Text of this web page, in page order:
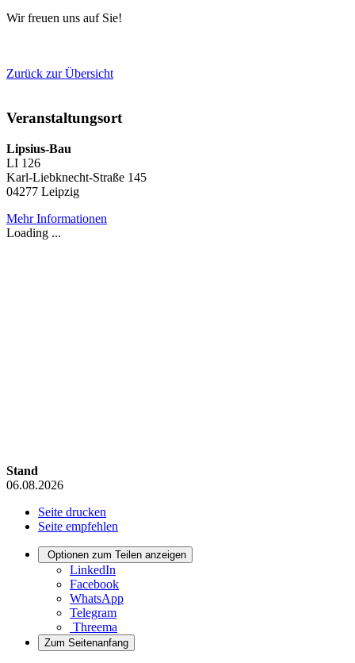
Wir freuen uns auf Sie!
Zurück zur Übersicht
Veranstaltungsort
Lipsius-Bau
LI 126
Karl-Liebknecht-Straße 145
04277 Leipzig
Mehr Informationen
Loading ...
Stand
06.08.2026
Seite drucken
Seite empfehlen
Optionen zum Teilen anzeigen
LinkedIn
Facebook
WhatsApp
Telegram
Threema
Zum Seitenanfang